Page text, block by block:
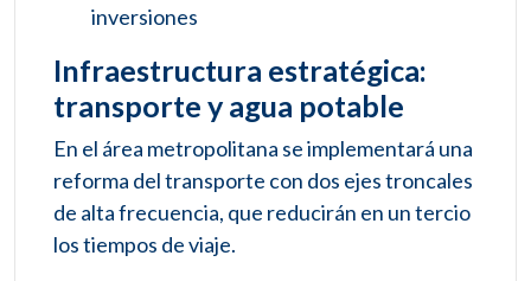
inversiones
Infraestructura estratégica:
transporte y agua potable
En el área metropolitana se implementará una
reforma del transporte con dos ejes troncales
de alta frecuencia, que reducirán en un tercio
los tiempos de viaje.